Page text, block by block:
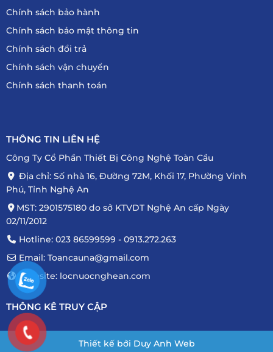
Chính sách bảo hành
Chính sách bảo mật thông tin
Chính sách đổi trả
Chính sách vận chuyển
Chính sách thanh toán
THÔNG TIN LIÊN HỆ
Công Ty Cổ Phần Thiết Bị Công Nghệ Toàn Cầu
Địa chỉ: Số nhà 16, Đường 72M, Khối 17, Phường Vinh
Phú, Tỉnh Nghệ An
MST: 2901575180 do sở KTVDT Nghệ An cấp Ngày
02/11/2012
Hotline: 023 86599599 - 0913.272.263
Email: Toancauna@gmail.com
Website: locnuocnghean.com
THÔNG KÊ TRUY CẬP
Thiết kế bởi Duy Anh Web